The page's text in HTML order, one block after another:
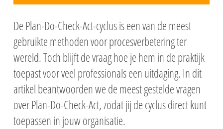
De Plan-Do-Check-Act-cyclus is een van de meest
gebruikte methoden voor procesverbetering ter
wereld. Toch blijft de vraag hoe je hem in de praktijk
toepast voor veel professionals een uitdaging. In dit
artikel beantwoorden we de meest gestelde vragen
over Plan-Do-Check-Act, zodat jij de cyclus direct kunt
toepassen in jouw organisatie.